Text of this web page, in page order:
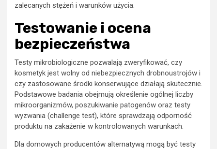
zalecanych stężeń i warunków użycia.
Testowanie i ocena
bezpieczeństwa
Testy mikrobiologiczne pozwalają zweryfikować, czy
kosmetyk jest wolny od niebezpiecznych drobnoustrojów i
czy zastosowane środki konserwujące działają skutecznie.
Podstawowe badania obejmują określenie ogólnej liczby
mikroorganizmów, poszukiwanie patogenów oraz testy
wyzwania (challenge test), które sprawdzają odporność
produktu na zakażenie w kontrolowanych warunkach.
Dla domowych producentów alternatywą mogą być testy